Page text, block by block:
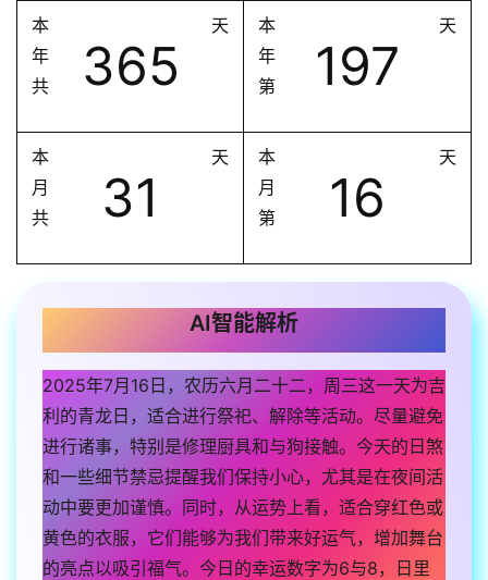
本
年
共
365
天
本
年
第
197
天
本
月
共
31
天
本
月
第
16
天
AI智能解析
2025年7月16日，农历六月二十二，周三这一天为吉
利的青龙日，适合进行祭祀、解除等活动。尽量避免
进行诸事，特别是修理厨具和与狗接触。今天的日煞
和一些细节禁忌提醒我们保持小心，尤其是在夜间活
动中要更加谨慎。同时，从运势上看，适合穿红色或
黄色的衣服，它们能够为我们带来好运气，增加舞台
的亮点以吸引福气。今日的幸运数字为6与8，日里